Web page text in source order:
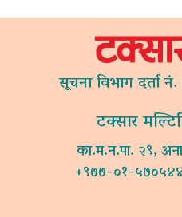
सूचना विभाग दर्ता
टक्सार
का.म.न.पा. २९,
+९७७-०१-